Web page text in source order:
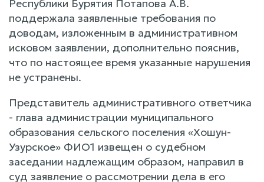
Республики Бурятия Потапова А.В.
поддержала заявленные требования по
доводам, изложенным в административном
исковом заявлении, дополнительно пояснив,
что по настоящее время указанные нарушения
не устранены.
Представитель административного ответчика
- глава администрации муниципального
образования сельского поселения «Хошун-
Узурское» ФИО1 извещен о судебном
заседании надлежащим образом, направил в
суд заявление о рассмотрении дела в его